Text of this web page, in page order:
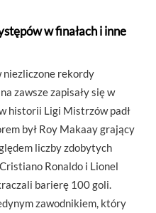
w finałach i inne
rekordy
zawsze zapisały się w
historii Ligi Mistrzów padł
był Roy Makaay grający
liczby zdobytych
Ronaldo i Lionel
barierę 100 goli.
zawodnikiem, który